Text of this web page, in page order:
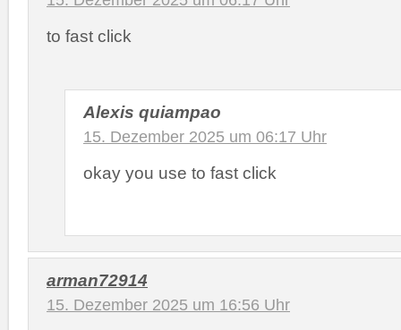
to fast click
Alexis quiampao
15. Dezember 2025 um 06:17 Uhr
okay you use to fast click
arman72914
15. Dezember 2025 um 16:56 Uhr